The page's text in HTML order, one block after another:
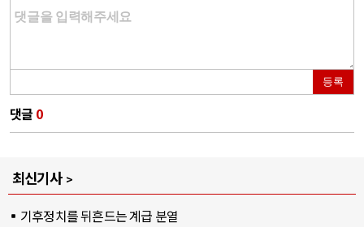
등록
댓글 0
최신기사
기후정치를 뒤흔드는 계급 분열